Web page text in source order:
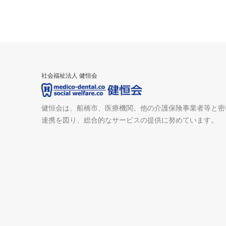
社会福祉法人 健恒会
健恒会は、船橋市、医療機関、他の介護保険事業者等と
連携を図り、総合的なサービスの提供に努めています。